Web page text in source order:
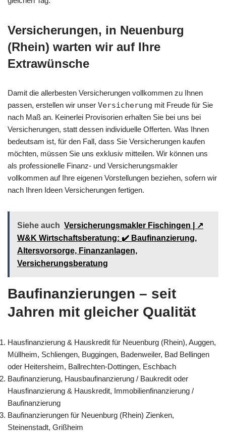
Versicherungen, in Neuenburg
(Rhein) warten wir auf Ihre
Extrawünsche
Damit die allerbesten Versicherungen vollkommen zu Ihnen
passen, erstellen wir unser Versicherung mit Freude für Sie
nach Maß an. Keinerlei Provisorien erhalten Sie bei uns bei
Versicherungen, statt dessen individuelle Offerten. Was Ihnen
bedeutsam ist, für den Fall, dass Sie Versicherungen kaufen
möchten, müssen Sie uns exklusiv mitteilen. Wir können uns
als professionelle Finanz- und Versicherungsmakler
vollkommen auf Ihre eigenen Vorstellungen beziehen, sofern wir
nach Ihren Ideen Versicherungen fertigen.
Siehe auch Versicherungsmakler Fischingen | ↗️
W&K Wirtschaftsberatung: ✔️ Baufinanzierung,
Altersvorsorge, Finanzanlagen,
Versicherungsberatung
Baufinanzierungen – seit
Jahren mit gleicher Qualität
Hausfinanzierung & Hauskredit für Neuenburg (Rhein), Auggen,
Müllheim, Schliengen, Buggingen, Badenweiler, Bad Bellingen
oder Heitersheim, Ballrechten-Dottingen, Eschbach
Baufinanzierung, Hausbaufinanzierung / Baukredit oder
Hausfinanzierung & Hauskredit, Immobilienfinanzierung /
Baufinanzierung
Baufinanzierungen für Neuenburg (Rhein) Zienken,
Steinenstadt, Grißheim